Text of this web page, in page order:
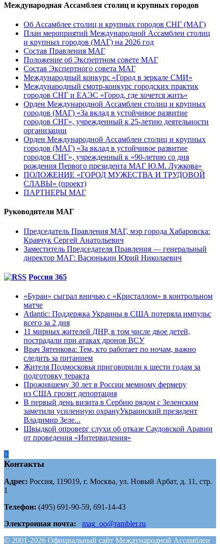
Международная Ассамблея столиц и крупных городов
Об Ассамблее столиц и крупных городов СНГ (МАГ)
План мероприятий Международной Ассамблеи столиц
и крупных городов (МАГ) на 2026 год
Состав Правления МАГ
Положение об Экспертном совете МАГ
Состав Экспертного совета МАГ
Международный конкурс «Город в зеркале СМИ»
Международный смотр-конкурс городских практик
городов СНГ и ЕАЭС «Город, где хочется жить»
Орден Международной Ассамблеи столиц и крупных
городов (МАГ) «За вклад в устойчивое развитие
городов СНГ», учрежденный к 25-летию деятельности
организации
Орден Международной Ассамблеи столиц и крупных
городов (МАГ) «За вклад в устойчивое развитие
городов СНГ», учрежденный к «90-летию со дня
рождения Первого президента МАГ Ю.М. Лужкова»
ПОЛОЖЕНИЕ «ГОРОД МУЖЕСТВА И ТРУДОВОЙ
СЛАВЫ» (проект)
ПАРТНЕРЫ МАГ
Руководители МАГ
Председатель Правления МАГ, мэр города Хабаровска:
Кравчук Сергей Анатольевич
Заместитель Председателя Правления — генеральный
директор МАГ: Васюнькин Юрий Николаевич
Россия 365
«Буран» сыграл вничью с «Кристаллом» в контрольном
матче
Atlantic: Поддержка Украины в США потеряла импульс
всего за 2 дня
11 мирных жителей ДНР, в том числе двое детей,
пострадали при атаках дронов ВСУ
Врач Зятенкова: Тем, кто работает по ночам, важно
следить за питанием
Жителя Подмосковья приговорили к шести годам за
подготовку теракта
Прожившему 30 лет в России мемному фермеру
из США грозит депортация
В первый день визита в Сербию рядом с Зеленским
заметили усиленную охрануУкраинский президент
Владимир Зеле...
Швыдкой опроверг слухи об отказе Саудовской Аравии
от проведения «Интервидения»
Контакты
Адрес: Россия, 119019, г. Москва, ул. Новый Арбат, д. 11, стр.
1
Телефон: (495) 691-90-59, 691-14-43
Электронная почта:
mag_oo@rambler.ru
© 2001-2026 Официальный сайт Международной Ассамблеи